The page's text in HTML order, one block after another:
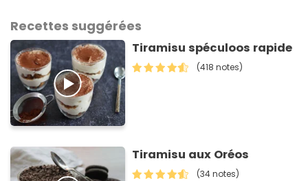
Recettes suggérées
Tiramisu spéculoos rapide
(418 notes)
Tiramisu aux Oréos
(34 notes)